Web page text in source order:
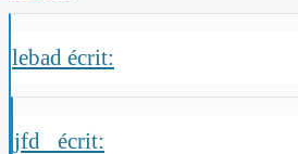
lebad écrit:
jfd_ écrit: